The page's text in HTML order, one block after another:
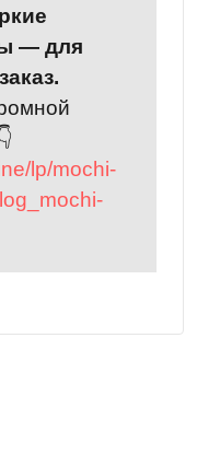
— для
lp/mochi-